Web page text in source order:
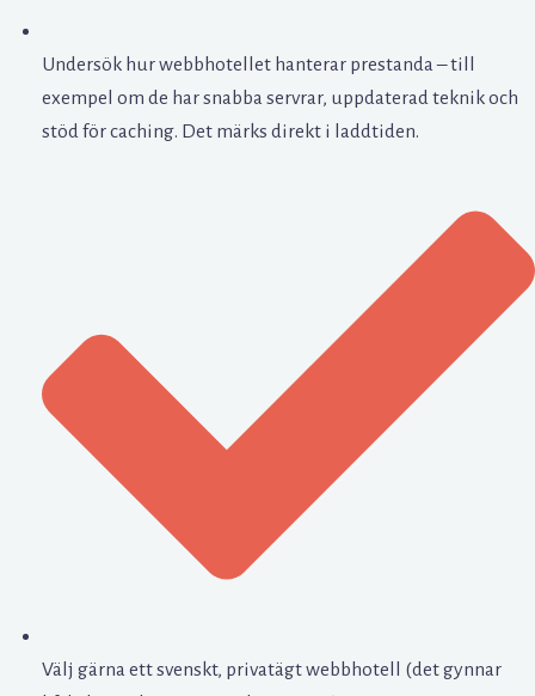
Undersök hur webbhotellet hanterar prestanda – till
exempel om de har snabba servrar, uppdaterad teknik och
stöd för caching. Det märks direkt i laddtiden.
Välj gärna ett svenskt, privatägt webbhotell (det gynnar